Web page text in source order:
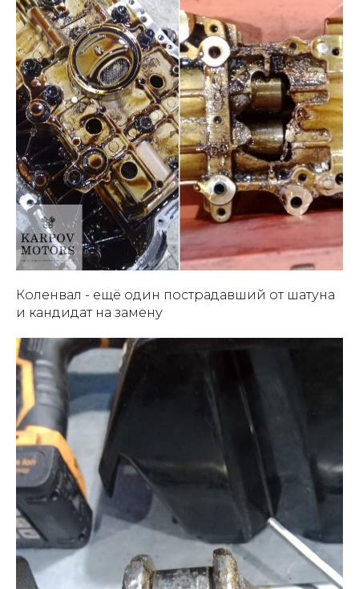
Коленвал - ещё один пострадавший от шатуна
и кандидат на замену